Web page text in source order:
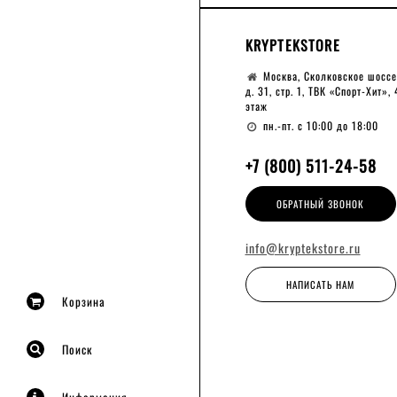
Корзина
Поиск
KRYPTEKSTORE
Москва, Сколковское
д. 31, стр. 1, ТВК «Спорт-Хит»,
этаж
пн.-пт. с 10:00 до 18:00
+7 (800) 511-24-58
ОБРАТНЫЙ ЗВОНОК
info@kryptekstore.ru
НАПИСАТЬ НАМ